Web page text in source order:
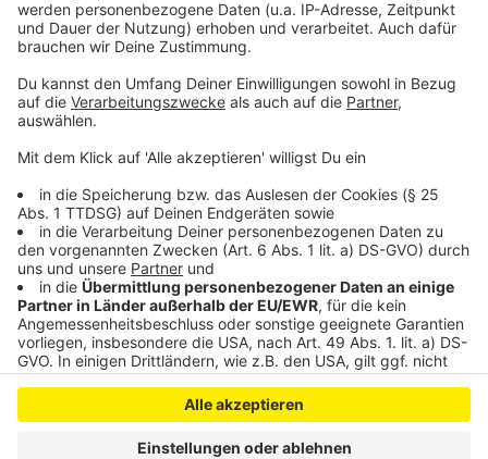
Anzeige
Akzeptieren
powered byUsercentrics Consent
Anzeige
Anzeige
Anzeige